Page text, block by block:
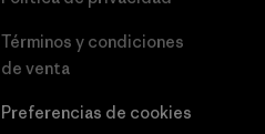
Términos y condiciones
de venta
Preferencias de cookies